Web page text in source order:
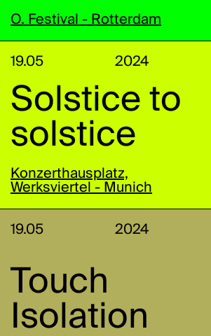
O. Festival - Rotterdam
19.05 2024
Solstice to
solstice
Konzerthausplatz,
Werksviertel - Munich
19.05 2024
Touch
Isolation